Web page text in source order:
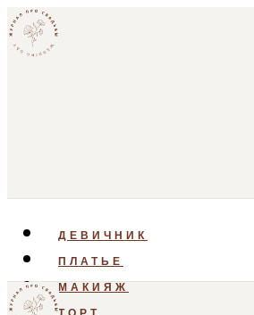
ДЕВИЧНИК
ПЛАТЬЕ
МАКИЯЖ